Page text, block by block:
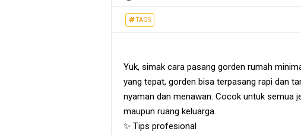
TAGS
Yuk, simak cara pasang gorden rumah
yang tepat, gorden bisa terpasang rapi dan
nyaman dan menawan. Cocok untuk semua
maupun ruang keluarga.
✨ Tips profesional